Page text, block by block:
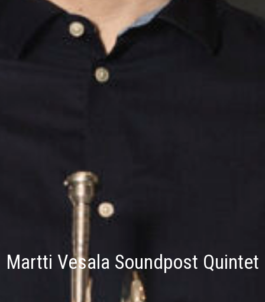
Martti Vesala Soundpost Quintet